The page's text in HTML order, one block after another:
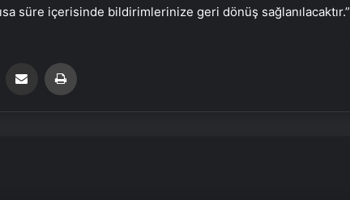
süre içerisinde bildirimlerinize geri dönüş sağlanılacaktır.”
Email'den paylaş